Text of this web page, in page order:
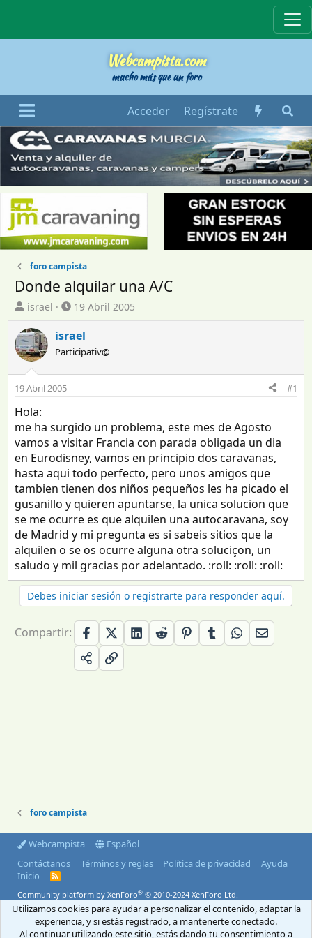
Webcampista.com
mucho más que un foro
Acceder Regístrate
foro campista
Donde alquilar una A/C
I
n
i
c
i
a
d
o
r
d
e
t
e
m
a
israel
F
e
c
h
a
d
i
i
c
o
19 Abril 2005
israel
Participativ@
19 Abril 2005 #1
Hola:
me ha surgido un problema, este mes de Agosto
vamos a visitar Francia con parada obligada un dia
en Eurodisney, vamos en principio dos caravanas,
hasta aqui todo perfecto, pero unos amigos que
tambien tienen dos niños pequeños les ha picado el
gusanillo y quieren apuntarse, la unica solucion que
se me ocurre es que alquilen una autocaravana, soy
de Madrid y mi pregunta es si sabeis sitios que la
alquilen o se os ocurre alguna otra soluciçon, un
saludo y mil gracias por adelantado. :roll: :roll: :roll:
Debes iniciar sesión o registrarte para responder aquí.
Compartir:
foro campista
Webcampista
Español
Contáctanos
Términos y reglas Política de privacidad
Ayuda
Inicio
R
S
Community platform by XenForo® © 2010-2024 XenForo Ltd.
© 2004-2026 Webcampista.com
Utilizamos cookies para ayudar a personalizar el contenido, adaptar la
experiencia, y si estás registrado, a mantenerte conectado.
Al continuar utilizando este sitio, estás dando tu consentimiento a